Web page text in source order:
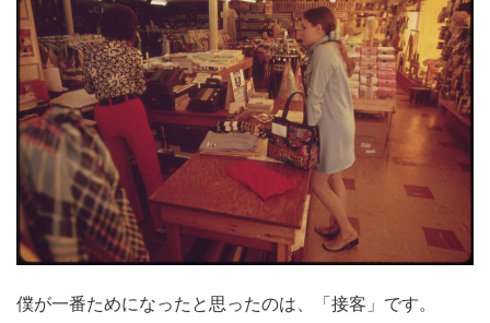
僕が一番ためになったと思ったのは、「接客」です。